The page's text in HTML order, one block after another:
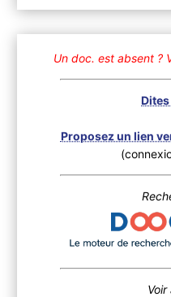
Un doc. est absent ?
Proposez un lien
Voir